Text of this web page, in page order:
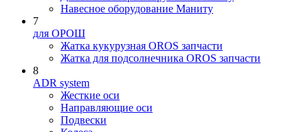
Навесное оборудование Маниту
7
для ОРОШ
Жатка кукурузная OROS запчасти
Жатка для подсолнечника OROS запчасти
8
ADR system
Жесткие оси
Направляющие оси
Подвески